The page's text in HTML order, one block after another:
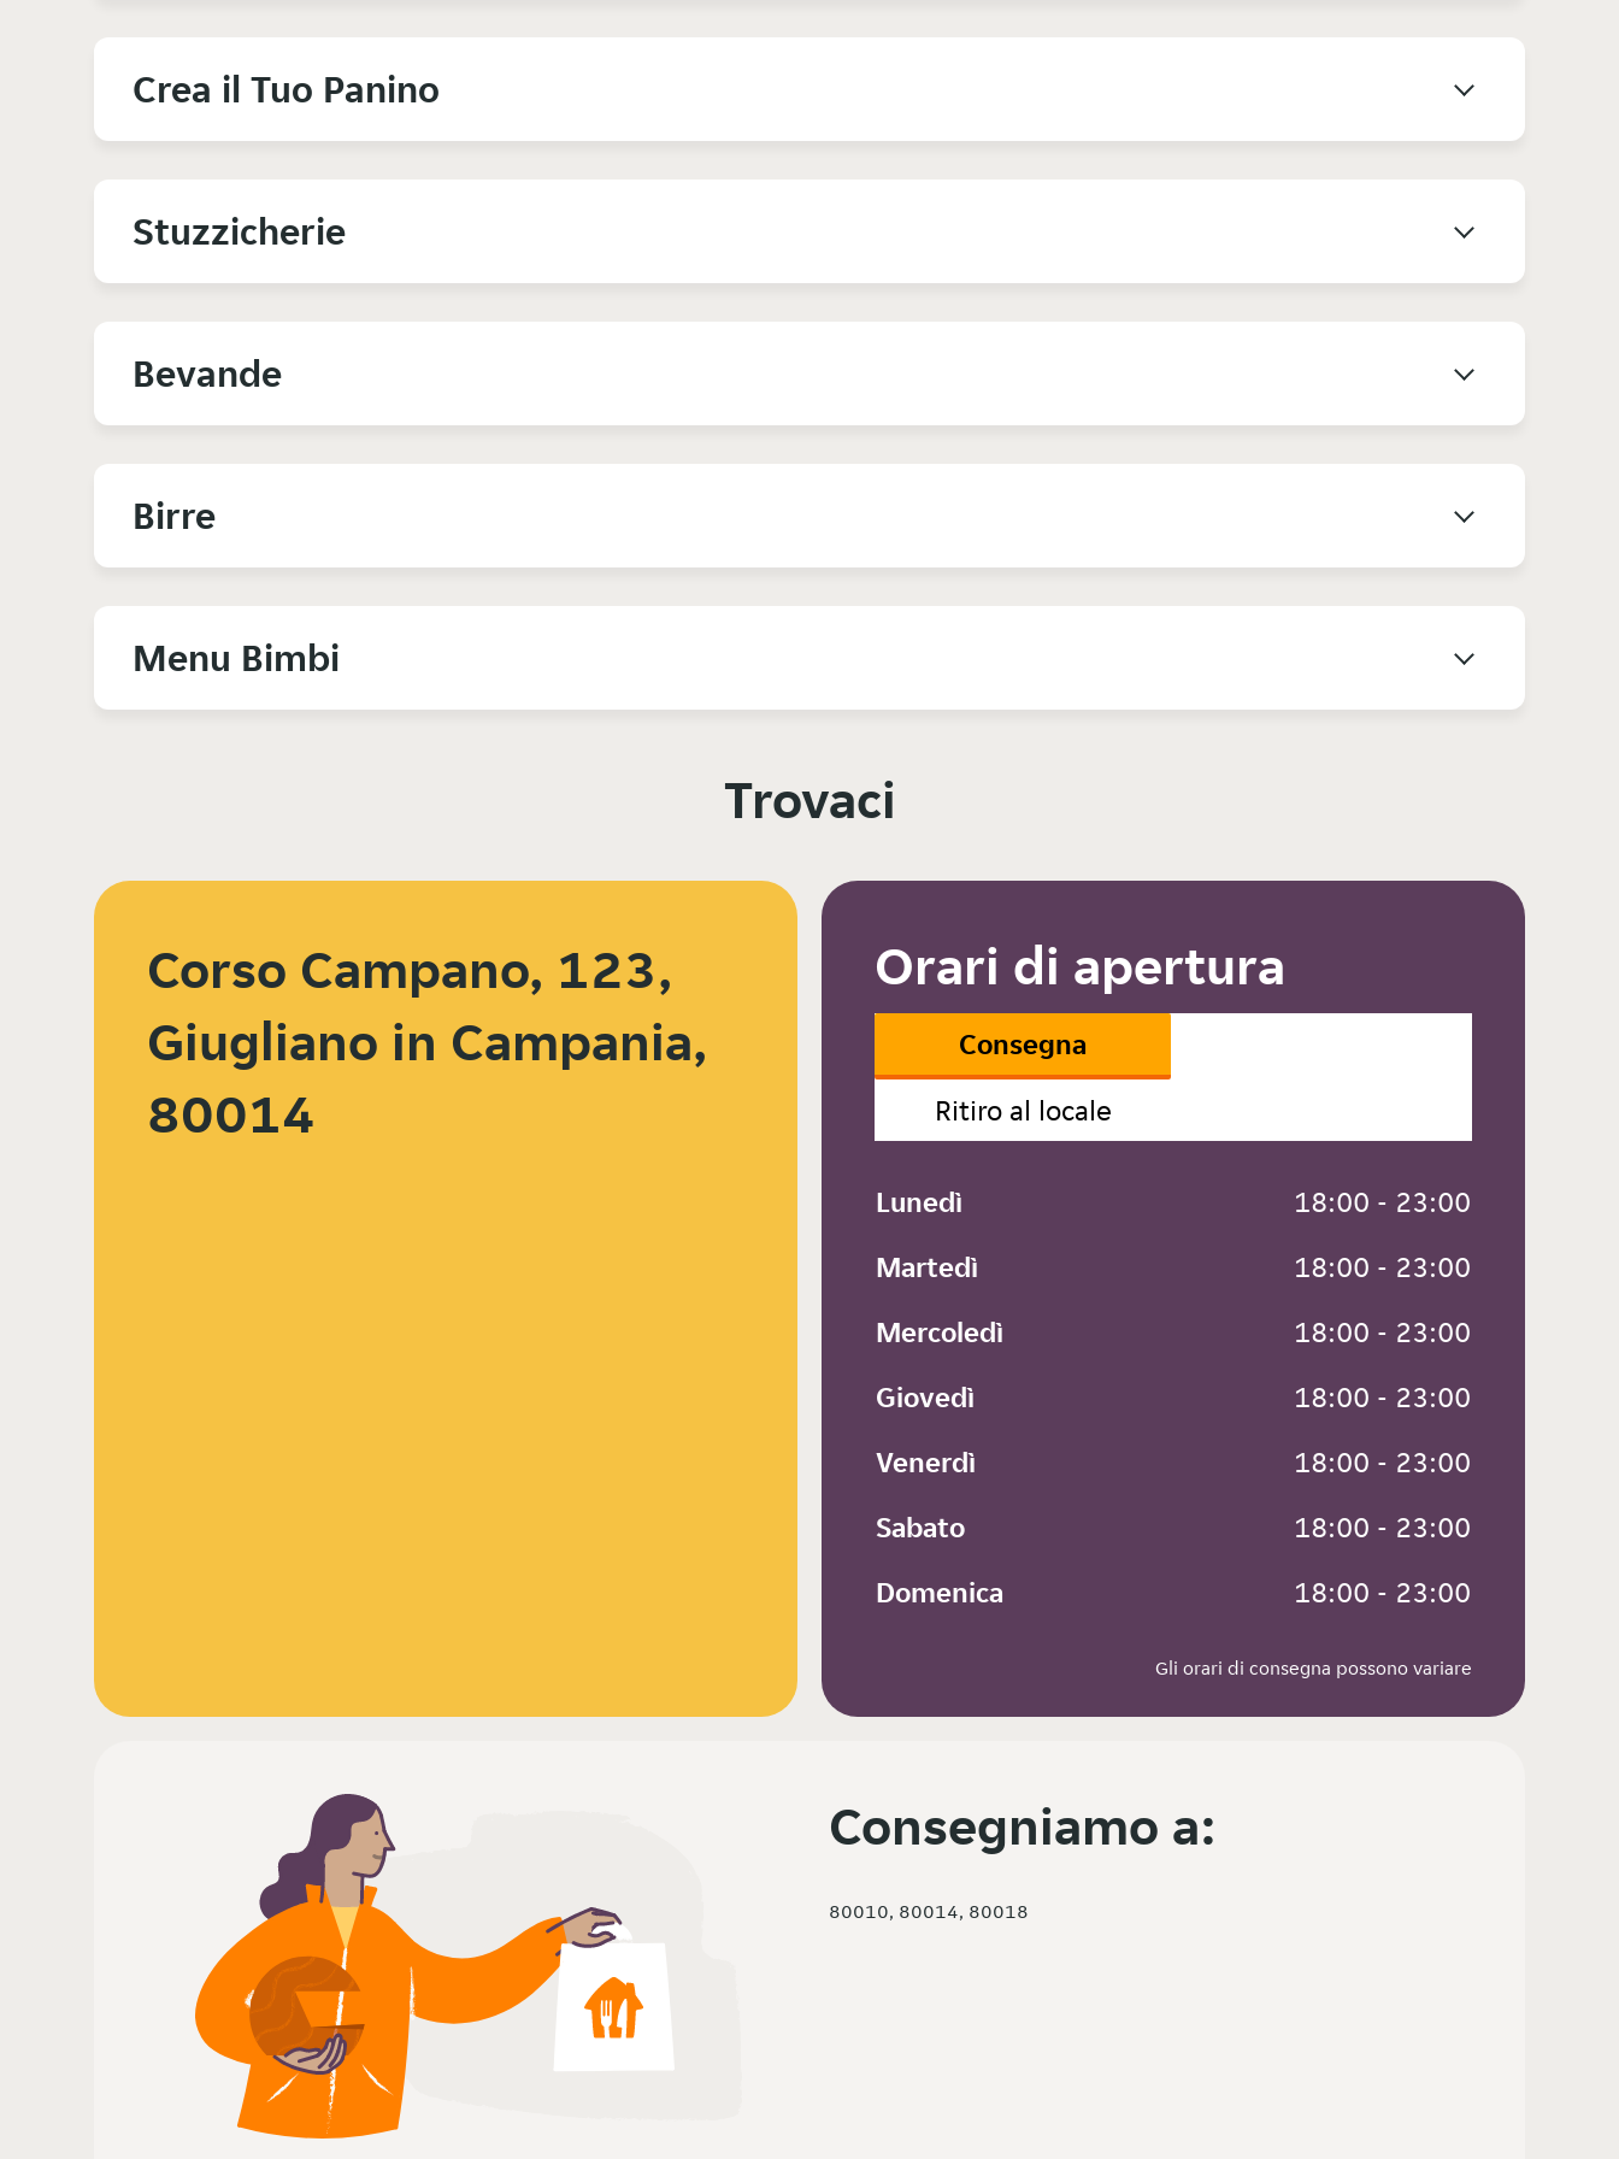
Crea il Tuo Panino
Stuzzicherie
Bevande
Birre
Menu Bimbi
Trovaci
Corso Campano, 123,
Giugliano in Campania,
80014
Orari di apertura
Consegna
Ritiro al locale
Lunedì
18:00 - 23:00
Martedì
18:00 - 23:00
Mercoledì
18:00 - 23:00
Giovedì
18:00 - 23:00
Venerdì
18:00 - 23:00
Sabato
18:00 - 23:00
Domenica
18:00 - 23:00
Gli orari di consegna possono variare
Consegniamo a:
80010, 80014, 80018